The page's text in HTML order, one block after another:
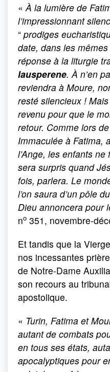
« À la lumière de
l’impressionnant
“ prodiges
date, dans les
réponse à la liturgie
lausperene. À n’en
reviendra à Moure,
resté silencieux !
revenu pour que le
retour. Comme lors
Immaculée à Fatima,
l’Ange, les enfants
sera surpris quand
fois, parlera. Le
l’on saura d’un pôle
Dieu annoncera pour
no 351, novembre-
Et tandis que la
nos incessantes
de Notre-Dame
son recours au
apostolique.
« Turin, Fatima et
autant de combats
en tous ses états,
apocalyptiques pour